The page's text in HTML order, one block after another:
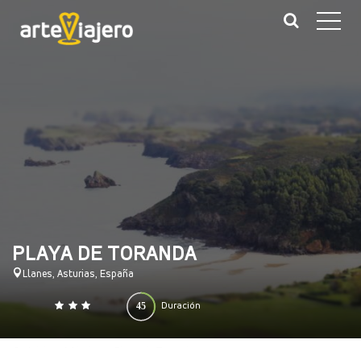
PLAYA DE TORANDA
Llanes, Asturias, España
Duración
45
0 140